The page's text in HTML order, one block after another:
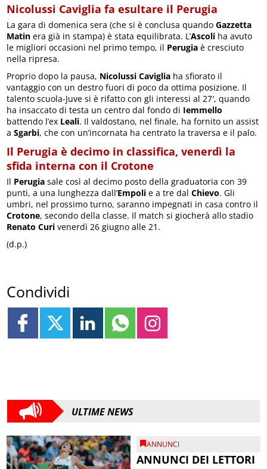
Nicolussi Caviglia fa esultare il Perugia
La gara di domenica sera (che si è conclusa quandoGazzetta
Matin era già in stampa) è stata equilibrata. L’Ascoli ha avuto
le migliori occasioni nel primo tempo, il Perugia è cresciuto
nella ripresa.
Proprio dopo la pausa, Nicolussi Caviglia ha sfiorato il
vantaggio con un destro fuori di poco da ottima posizione. Il
talento scuola-Juve si è rifatto con gli interessi al 27′, quando
ha insaccato di testa un centro dal fondo di Iemmello
battendo l’ex Leali. Il valdostano, nel finale, ha fornito un assist
aSgarbi, che con un’incornata ha centrato la traversa e il palo.
Il Perugia è decimo in classifica, venerdì la
sfida interna con il Crotone
Il Perugia sale così al decimo posto della graduatoria con 39
punti, a una lunghezza dall’Empoli e a tre dalChievo. Gli
umbri, nel prossimo turno, saranno impegnati in casa contro il
Crotone, secondo della classe. Il match si giocherà allo stadio
Renato Curi venerdì 26 giugno alle 21.
(d.p.)
Condividi
ULTIME NEWS
ANNUNCI
ANNUNCI DEI LETTORI